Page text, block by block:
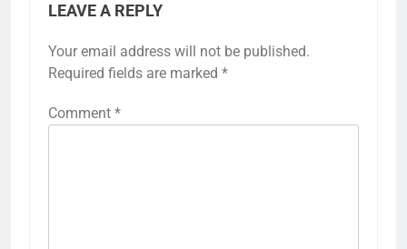
LEAVE A REPLY
Your email address will not be published.
Required fields are marked *
Comment *